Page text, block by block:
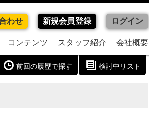
わせ 新規会員登録 ログイン
コンテンツ スタッフ紹介 会社概要
前回の履歴で探す 検討中リスト